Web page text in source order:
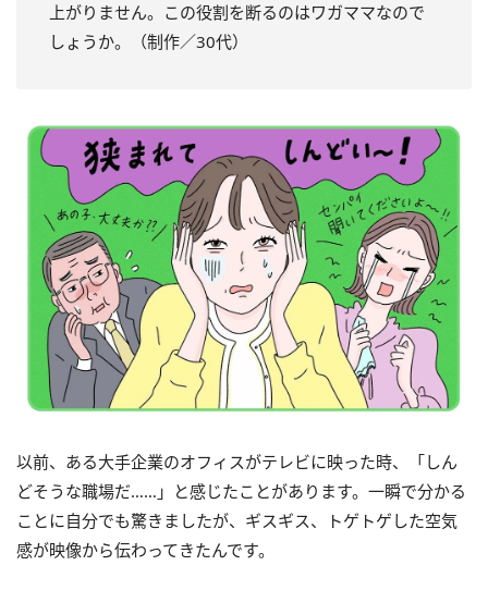
上がりません。この役割を断るのはワガママなので
しょうか。（制作／30代）
以前、ある大手企業のオフィスがテレビに映った時、「しん
どそうな職場だ……」と感じたことがあります。一瞬で分かる
ことに自分でも驚きましたが、ギスギス、トゲトゲした空気
感が映像から伝わってきたんです。